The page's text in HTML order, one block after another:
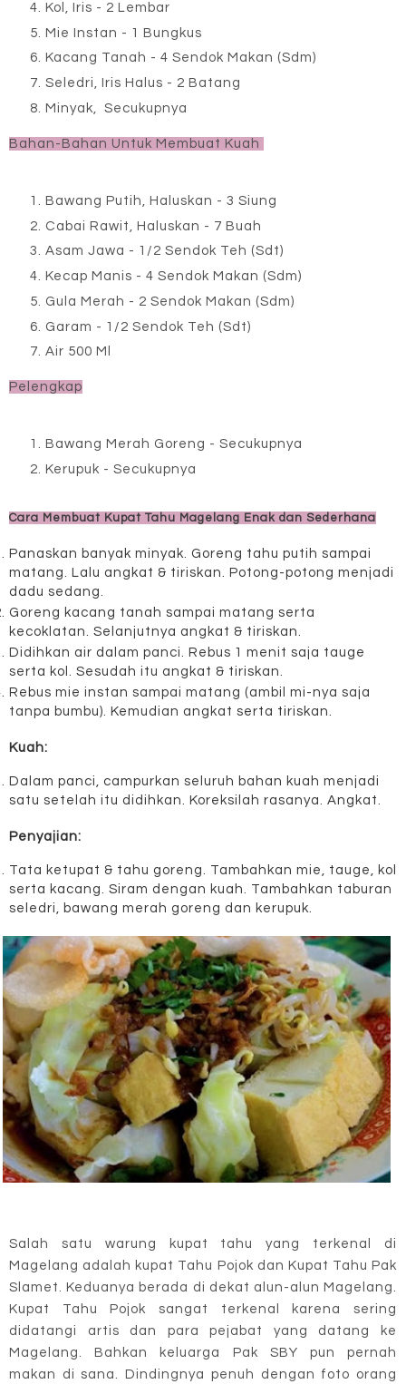
Kol, Iris - 2 Lembar
Mie Instan - 1 Bungkus
Kacang Tanah - 4 Sendok Makan (Sdm)
Seledri, Iris Halus - 2 Batang
Minyak, Secukupnya
Bahan-Bahan Untuk Membuat Kuah
Bawang Putih, Haluskan - 3 Siung
Cabai Rawit, Haluskan - 7 Buah
Asam Jawa - 1/2 Sendok Teh (Sdt)
Kecap Manis - 4 Sendok Makan (Sdm)
Gula Merah - 2 Sendok Makan (Sdm)
Garam - 1/2 Sendok Teh (Sdt)
Air 500 Ml
Pelengkap
Bawang Merah Goreng - Secukupnya
Kerupuk - Secukupnya
Cara Membuat Kupat Tahu Magelang Enak dan Sederhana
Panaskan banyak minyak. Goreng tahu putih sampai
matang. Lalu angkat & tiriskan. Potong-potong menjadi
dadu sedang.
Goreng kacang tanah sampai matang serta
kecoklatan. Selanjutnya angkat & tiriskan.
Didihkan air dalam panci. Rebus 1 menit saja tauge
serta kol. Sesudah itu angkat & tiriskan.
Rebus mie instan sampai matang (ambil mi-nya saja
tanpa bumbu). Kemudian angkat serta tiriskan.
Kuah:
Dalam panci, campurkan seluruh bahan kuah menjadi
satu setelah itu didihkan. Koreksilah rasanya. Angkat.
Penyajian:
Tata ketupat & tahu goreng. Tambahkan mie, tauge, kol
serta kacang. Siram dengan kuah. Tambahkan taburan
seledri, bawang merah goreng dan kerupuk.
Salah satu warung kupat tahu yang terkenal di
Magelang adalah kupat Tahu Pojok dan Kupat Tahu Pak
Slamet. Keduanya berada di dekat alun-alun Magelang.
Kupat Tahu Pojok sangat terkenal karena sering
didatangi artis dan para pejabat yang datang ke
Magelang. Bahkan keluarga Pak SBY pun pernah
makan di sana. Dindingnya penuh dengan foto orang